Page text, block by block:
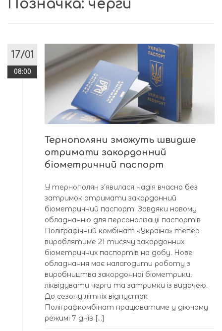
Позначка: черги
17/01
08:00
Тернополяни зможуть швидше
отримати закордонний
біометричний паспорт
У тернополян з’явилася надія вчасно без
затримок отримати закордонний
біометричний паспорт. Завдяки новому
обладнанню для персоналізації паспортів
Поліграфічний комбінат «Україна» тепер
вироблятиме 21 тисячу закордонних
біометричних паспортів на добу. Нове
обладнання має налагодити роботу з
виробництва закордонної біометрики,
ліквідувати черги та затримки із видачею.
До сезону літніх відпусток
Поліграфкомбінат працюватиме у діючому
режимі 7 днів […]